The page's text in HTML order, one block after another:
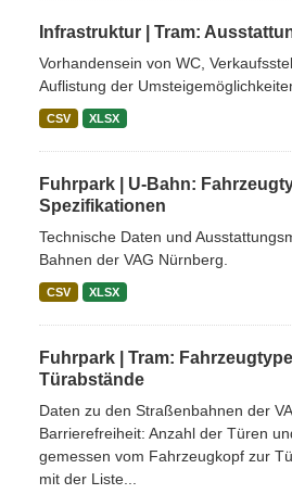
Infrastruktur | Tram:
Vorhandensein von WC,
Auflistung der
CSV XLSX
Fuhrpark | U-Bahn:
Spezifikationen
Technische Daten und
Bahnen der VAG Nürnberg.
CSV XLSX
Fuhrpark | Tram:
Türabstände
Daten zu den Straßenbahnen der
Barrierefreiheit: Anzahl der Türen
gemessen vom Fahrzeugkopf zur
mit der Liste...